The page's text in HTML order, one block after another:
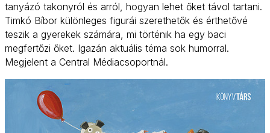
tanyázó takonyról és arról, hogyan lehet őket távol tartani.
Timkó Bíbor különleges figurái szerethetők és érthetővé
teszik a gyerekek számára, mi történik ha egy baci
megfertőzi őket. Igazán aktuális téma sok humorral.
Megjelent a Central Médiacsoportnál.